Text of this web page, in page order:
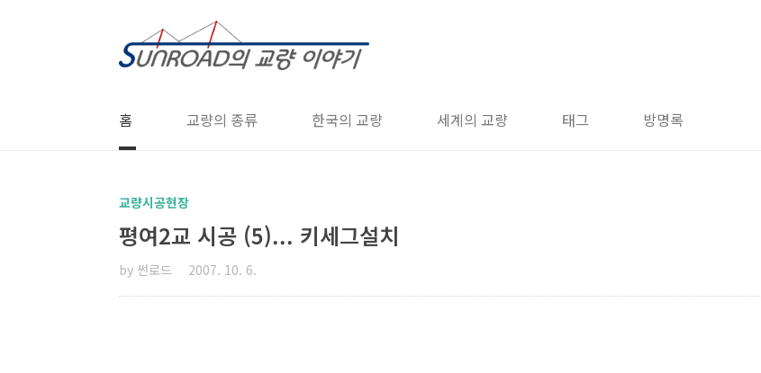
홈 교량의 종류 한국의 교량 세계의 교량 태그 방명록
교량시공현장
평여2교 시공 (5)... 키세그설치
by 썬로드 2007. 10. 6.